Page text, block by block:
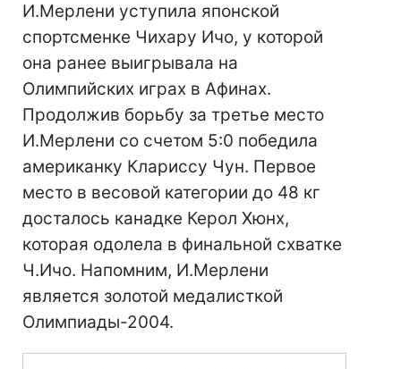
И.Мерлени уступила японской
спортсменке Чихару Ичо, у которой
она ранее выигрывала на
Олимпийских играх в Афинах.
Продолжив борьбу за третье место
И.Мерлени со счетом 5:0 победила
американку Клариссу Чун. Первое
место в весовой категории до 48 кг
досталось канадке Керол Хюнх,
которая одолела в финальной схватке
Ч.Ичо. Напомним, И.Мерлени
является золотой медалисткой
Олимпиады-2004.